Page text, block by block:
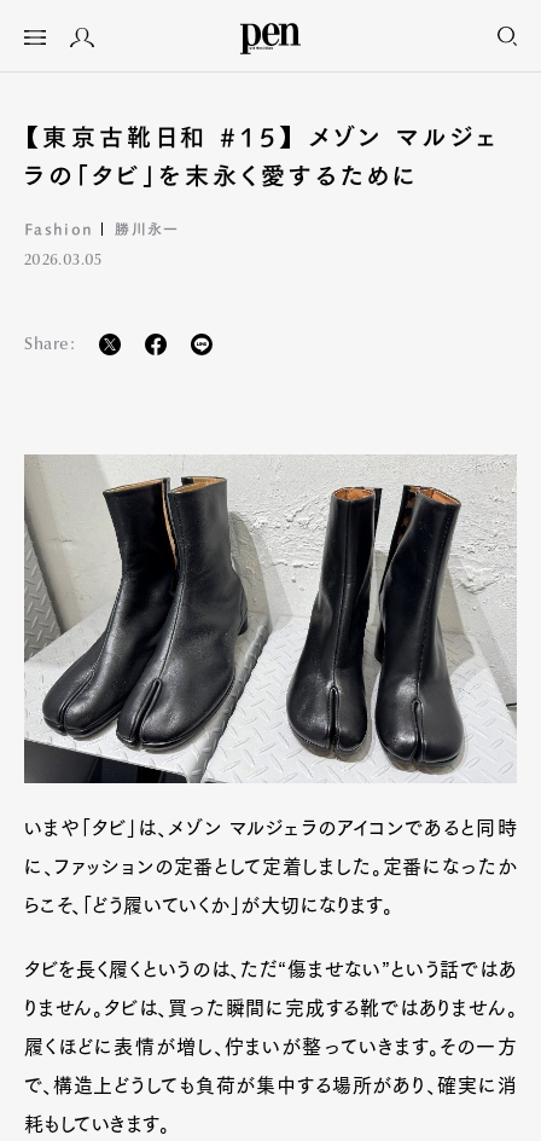
【東京古靴日和 #15】 メゾン マルジェ
ラの「タビ」を末永く愛するために
Fashion 勝川永一
2026.03.05
Share:
いまや「タビ」は、メゾン マルジェラのアイコンであると同時
に、ファッションの定番として定着しました。定番になったか
らこそ、「どう履いていくか」が大切になります。
タビを長く履くというのは、ただ“傷ませない”という話ではあ
りません。タビは、買った瞬間に完成する靴ではありません。
履くほどに表情が増し、佇まいが整っていきます。その一方
で、構造上どうしても負荷が集中する場所があり、確実に消
耗もしていきます。